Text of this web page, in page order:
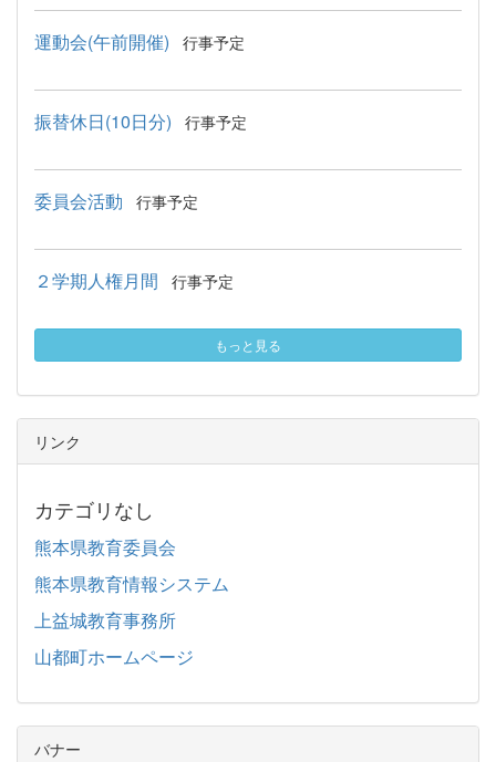
運動会(午前開催) 行事予定
振替休日(10日分) 行事予定
委員会活動 行事予定
２学期人権月間 行事予定
もっと見る
リンク
カテゴリなし
熊本県教育委員会
熊本県教育情報システム
上益城教育事務所
山都町ホームページ
バナー